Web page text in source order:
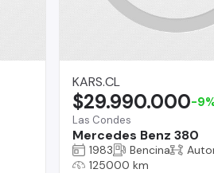
KARS.CL
Las Condes
Mercedes Benz 380
$29.990.000-
1983 Bencina
125000 km